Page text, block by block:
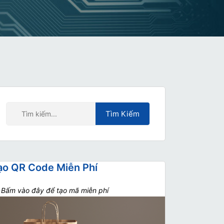
QR Code Miễn Phí
Bấm vào đây để tạo mã miễn phí